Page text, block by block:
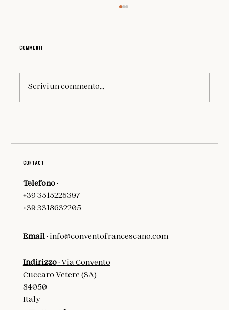
Commenti
Scrivi un commento...
Contact
Telefono·
+39 3515225397
+39 3318632205
Email · info@conventofrancescano.com
Indirizzo· Via Convento
Cuccaro Vetere (SA)
84050
Italy